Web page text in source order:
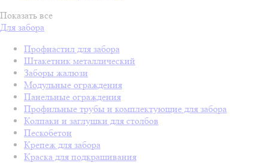
Показать все
Для забора
Профнастил для забора
Штакетник металлический
Заборы жалюзи
Модульные ограждения
Панельные ограждения
Профильные трубы и комплектующие для забора
Колпаки и заглушки для столбов
Пескобетон
Крепеж для забора
Краска для подкрашивания